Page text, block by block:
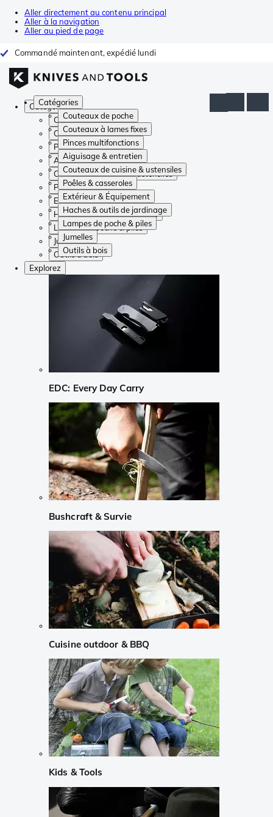
Aller directement au contenu principal
Aller à la navigation
Aller au pied de page
Commandé maintenant, expédié lundi
Catégories
Couteaux de poche
Couteaux à lames fixes
Pinces multifonctions
Aiguisage & entretien
Couteaux de cuisine & ustensiles
Poêles & casseroles
Extérieur & Équipement
Haches & outils de jardinage
Lampes de poche & piles
Jumelles
Outils à bois
Catégories
Couteaux de poche
Couteaux à lames fixes
Pinces multifonctions
Aiguisage & entretien
Couteaux de cuisine & ustensiles
Poêles & casseroles
Extérieur & Équipement
Haches & outils de jardinage
Lampes de poche & piles
Jumelles
Outils à bois
Explorez
EDC: Every Day Carry
Bushcraft & Survie
Cuisine outdoor & BBQ
Kids & Tools